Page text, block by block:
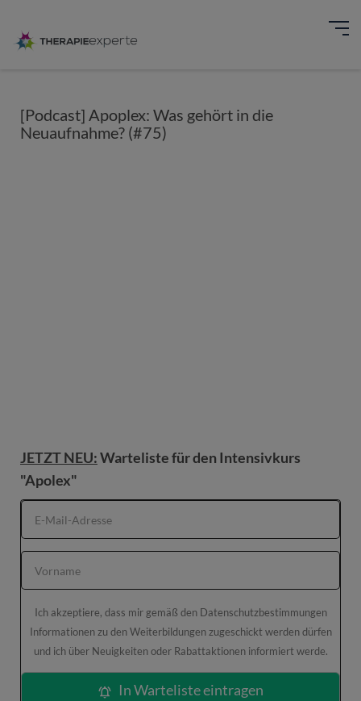
[Podcast] Apoplex: Was gehört in die
Neuaufnahme? (#75)
JETZT NEU:Warteliste für den Intensivkurs
"Apolex"
Ich akzeptiere, dass mir gemäß den Datenschutzbestimmungen
Informationen zu den Weiterbildungen zugeschickt werden dürfen
und ich über Neuigkeiten oder Rabattaktionen informiert werde.
In Warteliste eintragen